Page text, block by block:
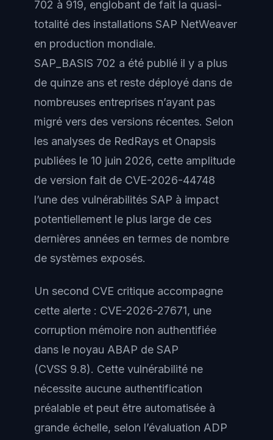
702 à 919, englobant de fait la quasi-
totalité des installations SAP NetWeaver
en production mondiale.
SAP_BASIS 702 a été publié il y a plus
de quinze ans et reste déployé dans de
nombreuses entreprises n’ayant pas
migré vers des versions récentes. Selon
les analyses de RedRays et Onapsis
publiées le 10 juin 2026, cette amplitude
de version fait de CVE-2026-44748
l’une des vulnérabilités SAP à impact
potentiellement le plus large de ces
dernières années en termes de nombre
de systèmes exposés.
Un second CVE critique accompagne
cette alerte : CVE-2026-27671, une
corruption mémoire non authentifiée
dans le noyau ABAP de SAP
(CVSS 9.8). Cette vulnérabilité ne
nécessite aucune authentification
préalable et peut être automatisée à
grande échelle, selon l’évaluation ADP